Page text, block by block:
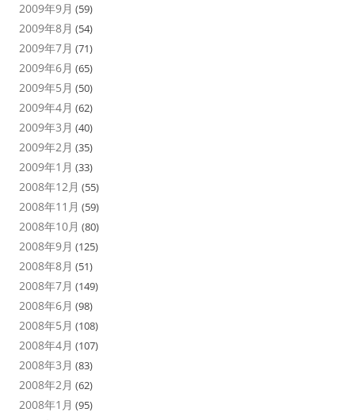
2009年9月 (59)
2009年8月 (54)
2009年7月 (71)
2009年6月 (65)
2009年5月 (50)
2009年4月 (62)
2009年3月 (40)
2009年2月 (35)
2009年1月 (33)
2008年12月 (55)
2008年11月 (59)
2008年10月 (80)
2008年9月 (125)
2008年8月 (51)
2008年7月 (149)
2008年6月 (98)
2008年5月 (108)
2008年4月 (107)
2008年3月 (83)
2008年2月 (62)
2008年1月 (95)